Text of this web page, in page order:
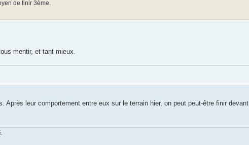
de finir 3ème.
mentir, et tant mieux.
leur comportement entre eux sur le terrain hier, on peut peut-être finir devant